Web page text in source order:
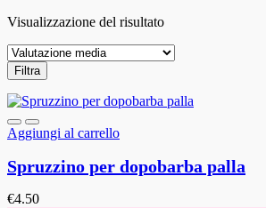
Visualizzazione del risultato
Filtra
Aggiungi al carrello
Spruzzino per dopobarba palla
€4.50